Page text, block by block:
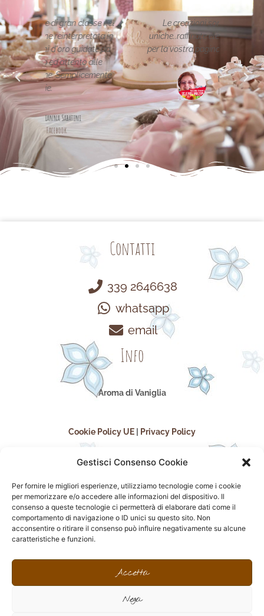
Gestisci Consenso Cookie
Per fornire le migliori esperienze, utilizziamo tecnologie come i cookie
per memorizzare e/o accedere alle informazioni del dispositivo. Il
consenso a queste tecnologie ci permetterà di elaborare dati come il
comportamento di navigazione o ID unici su questo sito. Non
acconsentire o ritirare il consenso può influire negativamente su alcune
caratteristiche e funzioni.
Accetta
Nega
nel
in
da
alle
Le creazioni sono fantastiche e
uniche..raffinate eleganti....complimenti
per la vostra pagina,piena di idee!grazie
Maria Teresa Masela
da Facebook
Contatti
339 2646638
whatsapp
email
Info
Aroma di Vaniglia
Cookie Policy UE Privacy Policy
seguici sui social
F
e
I
n
t
a
P
i
t
F
c